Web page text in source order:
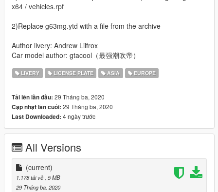
x64 / vehicles.rpf
2)Replace g63mg.ytd with a file from the archive
Author livery: Andrew Lilfrox
Car model author: gtacool（最强潮吹帝）
LIVERY LICENSE PLATE ASIA EUROPE
Tải lên lần đầu: 29 Tháng ba, 2020
Cập nhật lần cuối: 29 Tháng ba, 2020
Last Downloaded: 4 ngày trước
All Versions
(current)
1.178 tải về , 5 MB
29 Tháng ba, 2020